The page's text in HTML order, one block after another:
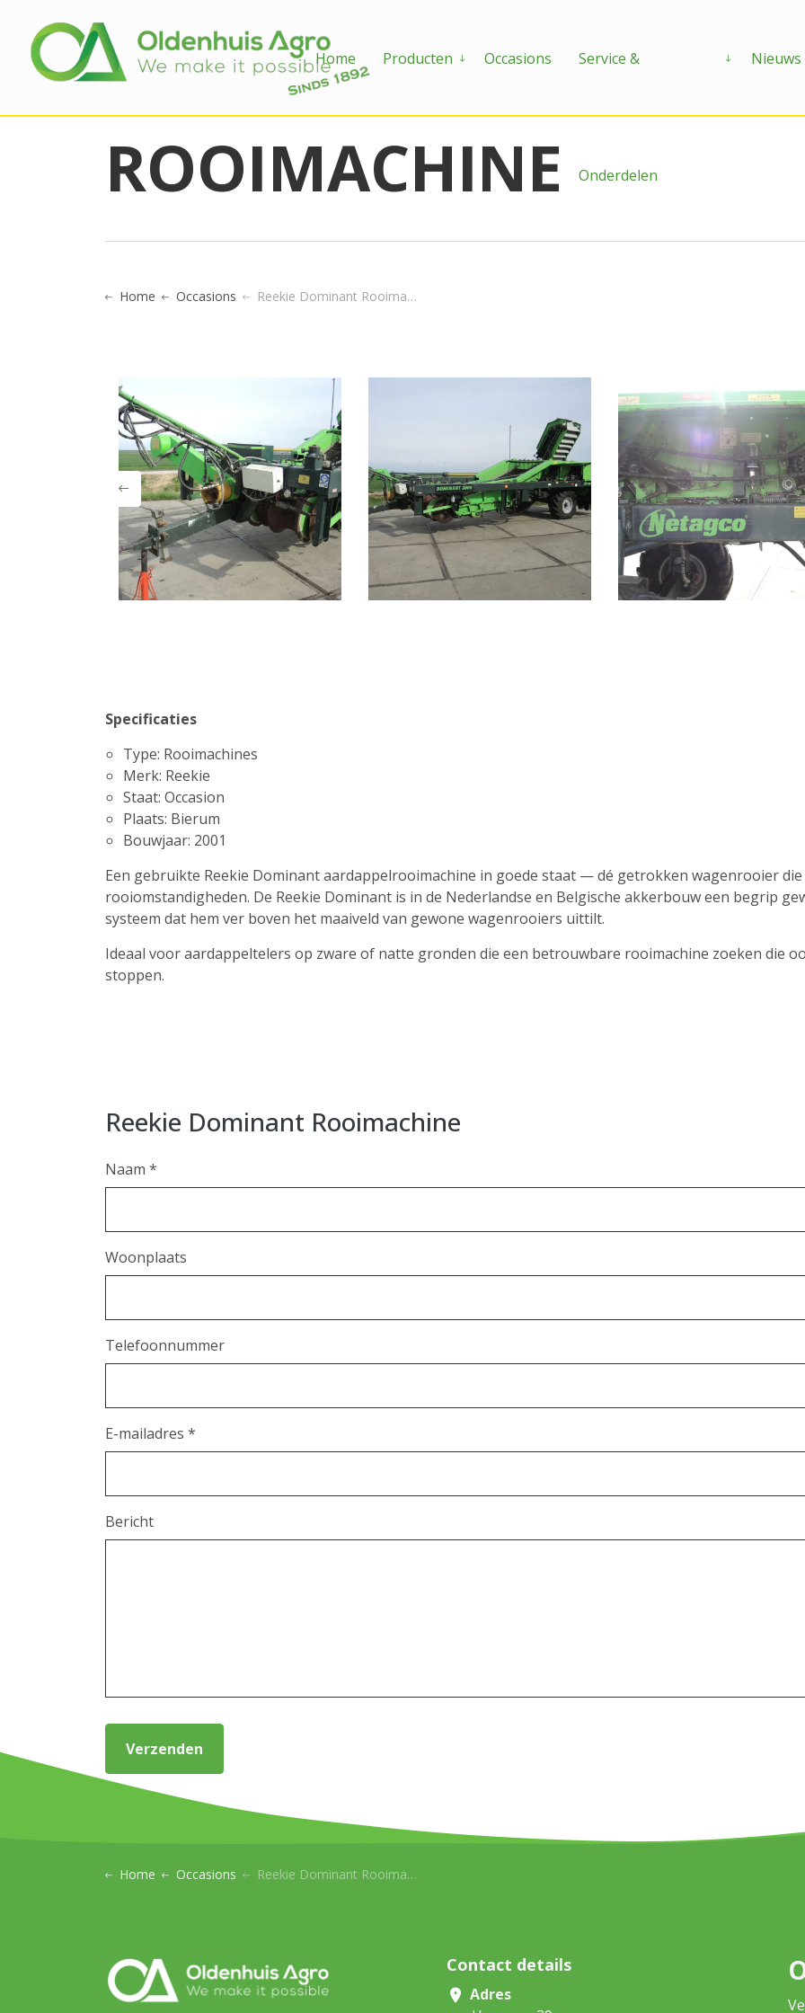
Home Producten Occasions Service &
Onderdelen
Nieuws
REEKIE DOMINANT
ROOIMACHINE
Home Occasions Reekie Dominant Rooimachine
Previous
Specificaties
Type: Rooimachines
Merk: Reekie
Staat: Occasion
Plaats: Bierum
Bouwjaar: 2001
Een gebruikte Reekie Dominant aardappelrooimachine in goede staat — dé getrokken wagenrooier
rooiomstandigheden. De Reekie Dominant is in de Nederlandse en Belgische akkerbouw een begrip
systeem dat hem ver boven het maaiveld van gewone wagenrooiers uittilt.
Ideaal voor aardappeltelers op zware of natte gronden die een betrouwbare rooimachine zoeken die
stoppen.
Reekie Dominant Rooimachine
Naam *
Woonplaats
Telefoonnummer
E-mailadres *
Bericht
Verzenden
Home Occasions Reekie Dominant Rooimachine
Contact details
Adres